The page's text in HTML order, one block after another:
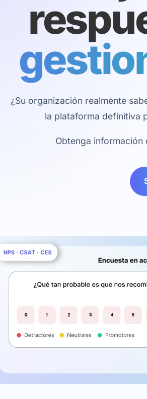
¿Su organización realmente
la plataforma definitiva
Obtenga